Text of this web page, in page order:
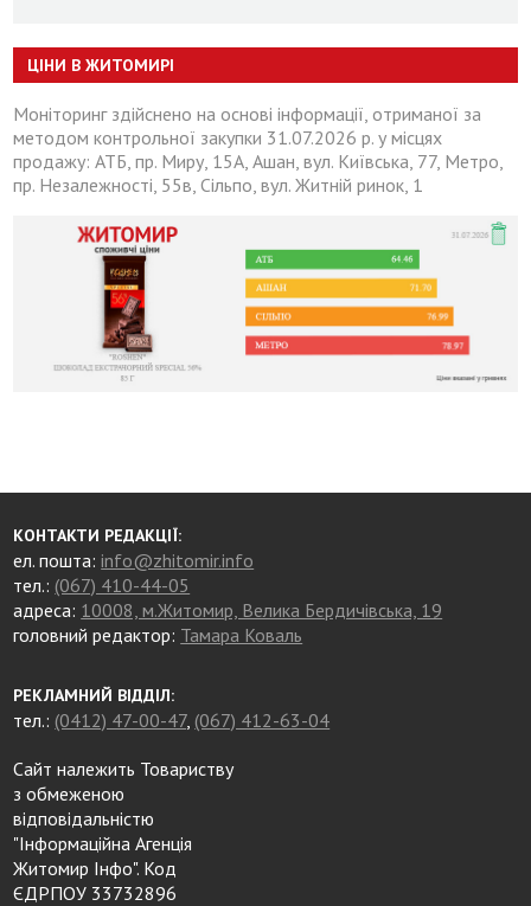
ЦІНИ В ЖИТОМИРІ
Моніторинг здійснено на основі інформації, отриманої за
методом контрольної закупки 31.07.2026 р. у місцях
продажу: АТБ, пр. Миру, 15А, Ашан, вул. Київська, 77, Метро,
пр. Незалежності, 55в, Сільпо, вул. Житній ринок, 1
КОНТАКТИ РЕДАКЦІЇ:
ел. пошта:info@zhitomir.info
тел.: (067) 410-44-05
адреса: 10008, м.Житомир, Велика Бердичівська, 19
головний редактор: Тамара Коваль
РЕКЛАМНИЙ ВІДДІЛ:
тел.: (0412) 47-00-47, (067) 412-63-04
Сайт належить Товариству
з обмеженою
відповідальністю
"Інформаційна Агенція
Житомир Інфо". Код
ЄДРПОУ 33732896